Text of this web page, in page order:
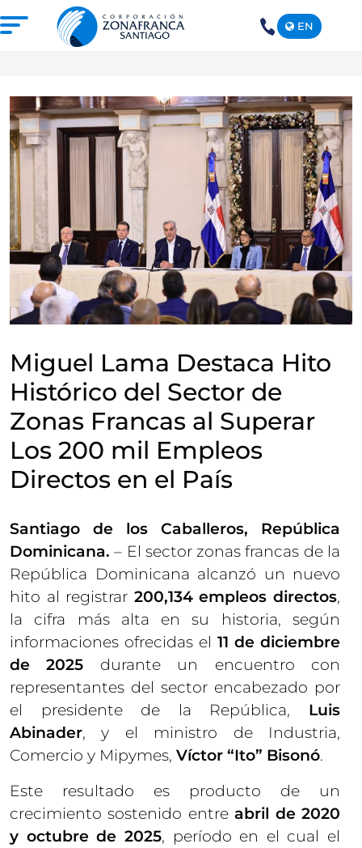
EN
NOSOTROS
NUESTRA ZONA FRANCA
REPÚBLICA DOMINICANA
SOSTENIBILIDAD
CONTACTO
SANTIAGO MECA EMPRESARIAL Y
EPICENTRO DE INVERSIÓN
Miguel Lama Destaca Hito
Histórico del Sector de
Zonas Francas al Superar
Los 200 mil Empleos
Directos en el País
Santiago de los Caballeros, República
Dominicana. – El sector zonas francas de la
República Dominicana alcanzó un nuevo
hito al registrar 200,134 empleos directos,
la cifra más alta en su historia, según
informaciones ofrecidas el 11 de diciembre
de 2025 durante un encuentro con
representantes del sector encabezado por
el presidente de la República, Luis
Abinader, y el ministro de Industria,
Comercio y Mipymes, Víctor “Ito” Bisonó.
Este resultado es producto de un
crecimiento sostenido entreabril de 2020
y octubre de 2025, período en el cual el